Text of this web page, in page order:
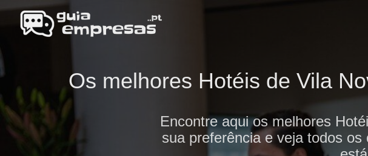
Os melhores Hotéis de Vila
Encontre aqui os melhores
sua preferência e veja todos